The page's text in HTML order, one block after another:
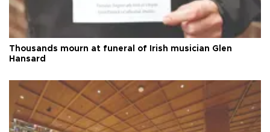
Thousands mourn at funeral of Irish musician Glen
Hansard